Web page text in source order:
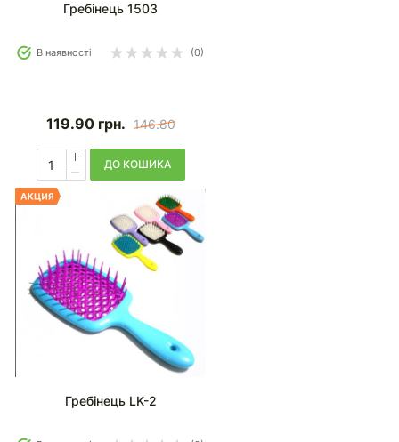
Гребінець 1503
В наявності (0)
119.90 грн. 146.80
ДО КОШИКА
Гребінець LK-2